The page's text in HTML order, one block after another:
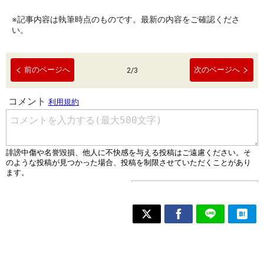
※記事内容は執筆時点のものです。最新の内容をご確認くださ
い。
前のページへ 2/3 次のページへ